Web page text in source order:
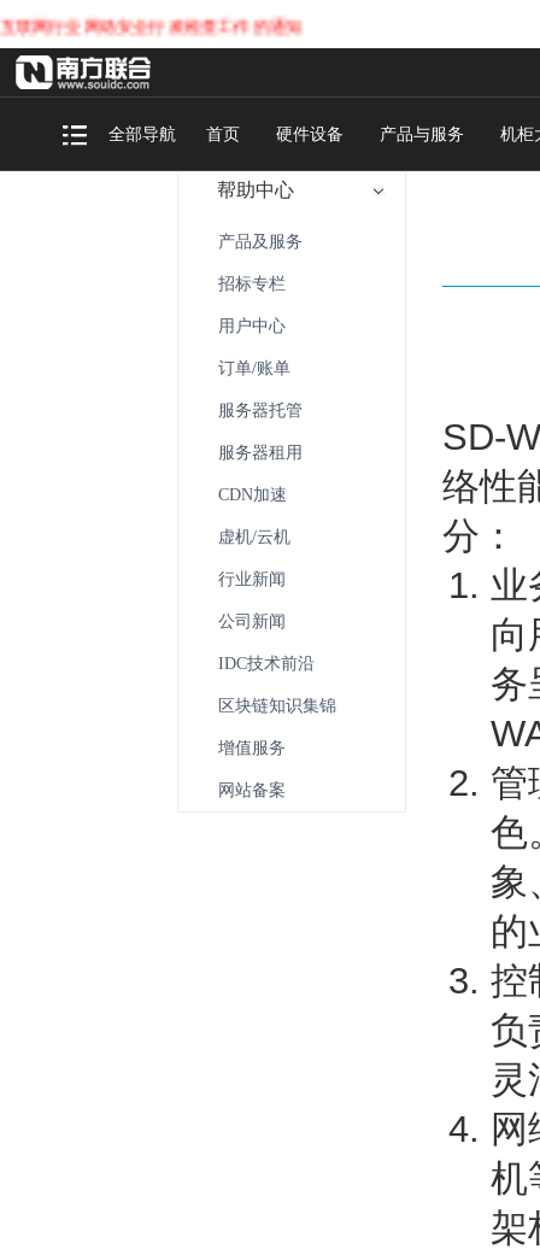
业网络安全行政检查工作的通知
全部导航 首页 硬件设备 产品与服务 机柜
帮助中心
产品及服务
招标专栏
用户中心
订单/账单
服务器托管
服务器租用
CDN加速
虚机/云机
行业新闻
公司新闻
IDC技术前沿
区块链知识集锦
增值服务
网站备案
SD-
络性
分：‌
业
向
务
管
色
象
的
控
负
网
机
架